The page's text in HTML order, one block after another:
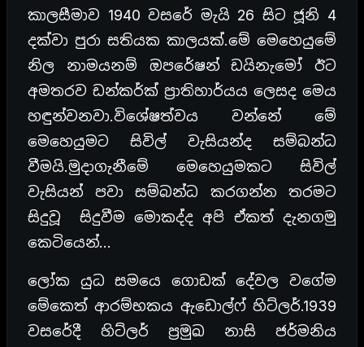
කාලසීමාව 1940 වසරේ මැයි 26 සිට ජූනි 4
දක්වා පුරා සතියක කාලයක්.මේ මෙහෙයුමේ
නිල නාමයනම් ඔපරේෂන් ඩයිනැමෝ ඊට
අමතරව ඩන්කර්ක් ප්‍රාතිහාර්යය ලෙසද මෙය
හඳුන්වනවා.විශේෂත්වය වන්නේ මේ
මෙහෙයුමට සිවිල් වැසියන්ද සම්බන්ධ
වීමයි.මුදාගැනීමේ මෙහෙයුමකට සිවිල්
වැසියන් පවා සම්බන්ධ කරගන්න තරමට
සිදුවූ සිදුවීම මොකද්ද අපි ඒකත් දැනගමු
කෙටියෙන්…
ලෝක යුධ සමයෙ ගොඩක් දේවල වගේම
මේකෙත් ආරම්භකය ඇඩොල්ෆ් හිට්ලර්.1939
වසරේදී හිට්ලර් ප්‍රමුඛ නාසි ජර්මනිය